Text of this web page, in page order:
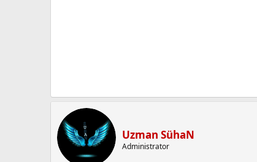
Uzman SühaN
Administrator